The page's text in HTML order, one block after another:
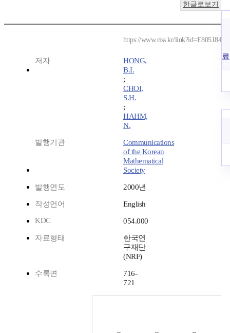
한글로보기
https://www.riss.kr/link?id=E805184
저자
HONG,
B.I.
;
CHOI,
S.H.
;
HAHM,
N.
발행기관
Communications
of the Korean
Mathematical
Society
발행연도 2000년
작성언어
English
KDC
054.000
자료형태
한국연
구재단
(NRF)
수록면
716-
721
료